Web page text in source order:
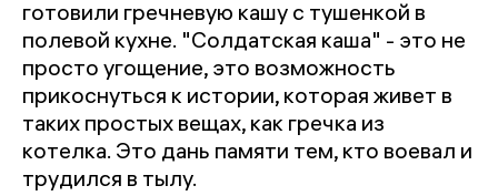
готовили гречневую кашу с тушенкой в
полевой кухне. "Солдатская каша" - это не
просто угощение, это возможность
прикоснуться к истории, которая живет в
таких простых вещах, как гречка из
котелка. Это дань памяти тем, кто воевал и
трудился в тылу.